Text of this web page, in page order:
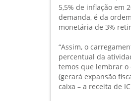
5,5% de inflação em
demanda, é da
monetária de 3%
“Assim, o
percentual da
temos que lembrar o
(gerará expansão
caixa – a receita de